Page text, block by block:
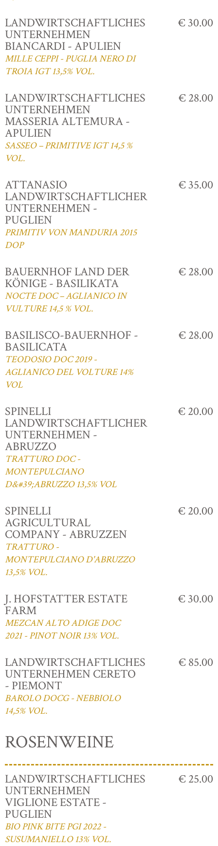
LANDWIRTSCHAFTLICHES
UNTERNEHMEN
BIANCARDI - APULIEN
MILLE CEPPI - PUGLIA NERO DI
TROIA IGT 13,5% VOL.
€ 30.00
LANDWIRTSCHAFTLICHES
UNTERNEHMEN
MASSERIA ALTEMURA -
APULIEN
SASSEO – PRIMITIVE IGT 14,5 %
VOL.
€ 28.00
ATTANASIO
LANDWIRTSCHAFTLICHER
UNTERNEHMEN -
PUGLIEN
PRIMITIV VON MANDURIA 2015
DOP
€ 35.00
BAUERNHOF LAND DER
KÖNIGE - BASILIKATA
NOCTE DOC – AGLIANICO IN
VULTURE 14,5 % VOL.
€ 28.00
BASILISCO-BAUERNHOF -
BASILICATA
TEODOSIO DOC 2019 -
AGLIANICO DEL VOLTURE 14%
VOL
€ 28.00
SPINELLI
LANDWIRTSCHAFTLICHER
UNTERNEHMEN -
ABRUZZO
TRATTURO DOC -
MONTEPULCIANO
D&#39;ABRUZZO 13,5% VOL
€ 20.00
SPINELLI
AGRICULTURAL
COMPANY - ABRUZZEN
TRATTURO -
MONTEPULCIANO D'ABRUZZO
13,5% VOL.
€ 20.00
J. HOFSTATTER ESTATE
FARM
MEZCAN ALTO ADIGE DOC
2021 - PINOT NOIR 13% VOL.
€ 30.00
LANDWIRTSCHAFTLICHES
UNTERNEHMEN CERETO
- PIEMONT
BAROLO DOCG - NEBBIOLO
14,5% VOL.
€ 85.00
ROSENWEINE
LANDWIRTSCHAFTLICHES
UNTERNEHMEN
VIGLIONE ESTATE -
PUGLIEN
BIO PINK BITE PGI 2022 -
SUSUMANIELLO 13% VOL.
€ 25.00